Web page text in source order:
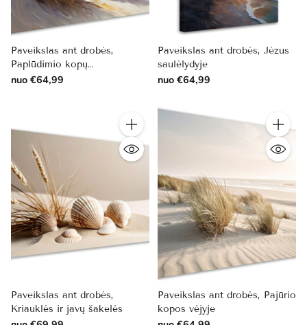
Paveikslas ant drobės,
Paplūdimio kopų
kraštovaizdis
nuo €64,99
Paveikslas ant drobės, Jėzus
saulėlydyje
nuo €64,99
Kiekis
Paveikslas ant drobės,
Kriauklės ir javų šakelės
Kiekis
Paveikslas ant drobės, Pajūrio
kopos vėjyje